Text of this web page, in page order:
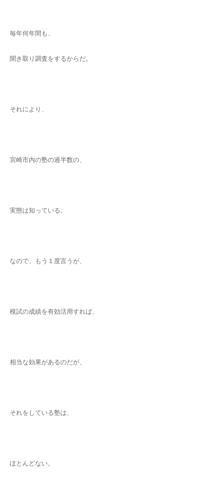
毎年何年間も、
聞き取り調査をするからだ。
それにより、
宮崎市内の塾の過半数の、
実態は知っている。
なので、もう１度言うが、
模試の成績を有効活用すれば、
相当な効果があるのだが、
それをしている塾は、
ほとんどない。